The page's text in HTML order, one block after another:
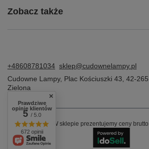
Zobacz także
+48608781034 sklep@cudownelampy.pl
Cudowne Lampy, Plac Kościuszki 43 42-265
Zielona
W sklepie prezentujemy ceny brutto
Prawdziwe
opinie klientów
5/ 5.0
672 opinii